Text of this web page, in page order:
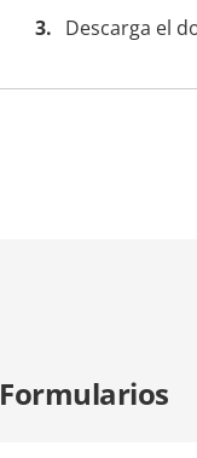
Descarga el
Formularios